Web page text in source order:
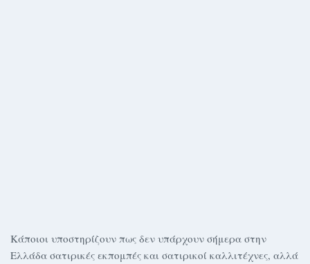
Κάποιοι υποστηρίζουν πως δεν υπάρχουν σήμερα στην
Ελλάδα σατιρικές εκπομπές και σατιρικοί καλλιτέχνες, αλλά